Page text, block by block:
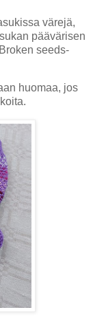
värejä,
päävärisen
seeds-
huomaa, jos